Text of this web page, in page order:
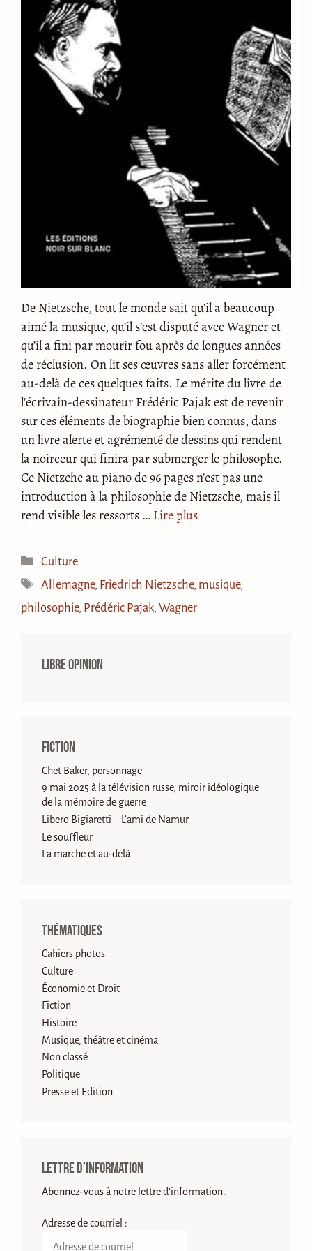
De Nietzsche, tout le monde sait qu’il a beaucoup
aimé la musique, qu’il s’est disputé avec Wagner et
qu’il a fini par mourir fou après de longues années
de réclusion. On lit ses œuvres sans aller forcément
au-delà de ces quelques faits. Le mérite du livre de
l’écrivain-dessinateur Frédéric Pajak est de revenir
sur ces éléments de biographie bien connus, dans
un livre alerte et agrémenté de dessins qui rendent
la noirceur qui finira par submerger le philosophe.
Ce Nietzche au piano de 96 pages n’est pas une
introduction à la philosophie de Nietzsche, mais il
rend visible les ressorts … Lire plus
Catégories
Culture
Étiquettes
Allemagne, Friedrich Nietzsche, musique,
philosophie, Prédéric Pajak, Wagner
Libre opinion
Fiction
Chet Baker, personnage
9 mai 2025 à la télévision russe, miroir idéologique
de la mémoire de guerre
Libero Bigiaretti – L’ami de Namur
Le souffleur
La marche et au-delà
Thématiques
Cahiers photos
Culture
Économie et Droit
Fiction
Histoire
Musique, théâtre et cinéma
Non classé
Politique
Presse et Edition
Lettre d’information
Abonnez-vous à notre lettre d'information.
Adresse de courriel :